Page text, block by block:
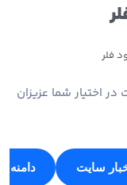
فلر
اختیار شما عزیزان
سایت دامنه